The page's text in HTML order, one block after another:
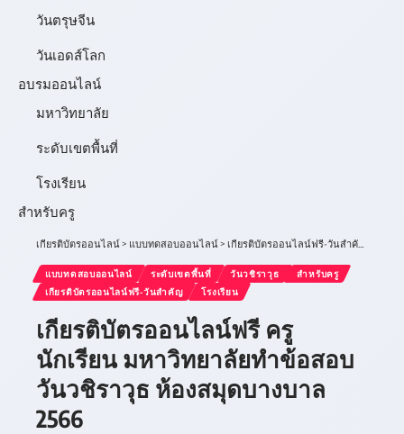
วันตรุษจีน
วันเอดส์โลก
อบรมออนไลน์
มหาวิทยาลัย
ระดับเขตพื้นที่
โรงเรียน
สำหรับครู
เกียรติบัตรออนไลน์> แบบทดสอบออนไลน์> เกียรติบัตรออนไลน์ฟรี-วันสำคัญ
แบบทดสอบออนไลน์ ระดับเขตพื้นที่ วันวชิราวุธ
สำหรับครู
เกียรติบัตรออนไลน์ฟรี-วันสำคัญ
โรงเรียน
เกียรติบัตรออนไลน์ฟรี ครู
นักเรียน มหาวิทยาลัยทำข้อสอบ
วันวชิราวุธ ห้องสมุดบางบาล
2566